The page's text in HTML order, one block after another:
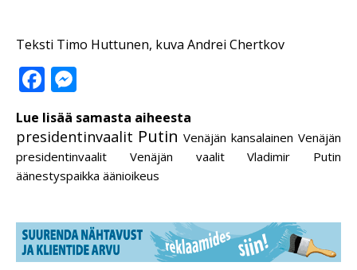
Teksti Timo Huttunen, kuva Andrei Chertkov
Facebook
Lue lisää samasta aiheesta
presidentinvaalit Putin Venäjän kansalainen Venäjän
presidentinvaalit
Venäjän vaalit
Vladimir Putin
äänestyspaikka äänioikeus